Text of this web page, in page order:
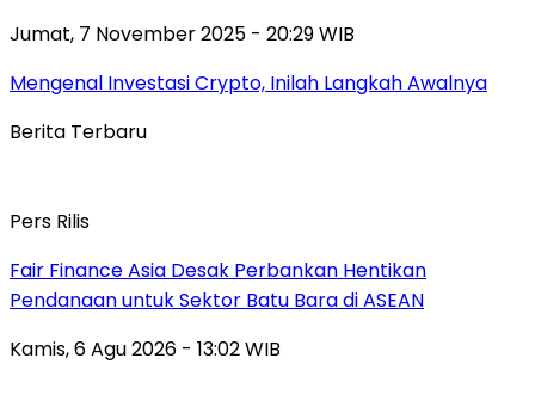
Jumat, 7 November 2025 - 20:29 WIB
Mengenal Investasi Crypto, Inilah Langkah Awalnya
Berita Terbaru
Pers Rilis
Fair Finance Asia Desak Perbankan Hentikan
Pendanaan untuk Sektor Batu Bara di ASEAN
Kamis, 6 Agu 2026 - 13:02 WIB